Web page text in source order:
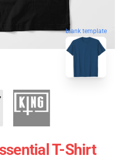
blank template
T-Shirt